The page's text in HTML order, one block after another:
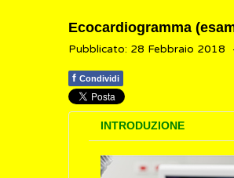
Ecocardiogramma
Pubblicato: 28 Febbraio 2018
f Condividi
INTRODUZIONE